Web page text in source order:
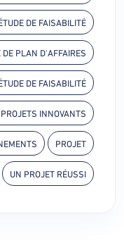
DE FAISABILITÉ
DE PLAN D'AFFAIRES
DE FAISABILITÉ
INNOVANTS
PROJET
UN PROJET RÉUSSI